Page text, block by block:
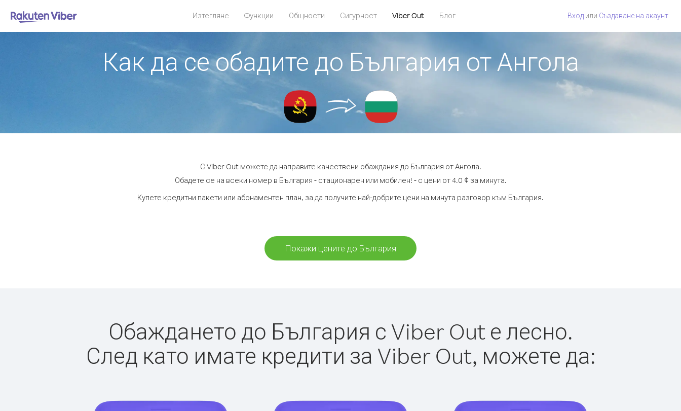
Изтегляне Функции Общности Сигурност Viber Out Блог Вход или Създаване на акаунт
Как да се обадите до България от Ангола
С Viber Out можете да направите качествени обаждания до България от Ангола.
Обадете се на всеки номер в България - стационарен или мобилен! - с цени от 4.0 ¢ за минута.
Купете кредитни пакети или абонаментен план, за да получите най-добрите цени на минута разговор към България.
Покажи цените до България
Обаждането до България с Viber Out е лесно.
След като имате кредити за Viber Out, можете да: